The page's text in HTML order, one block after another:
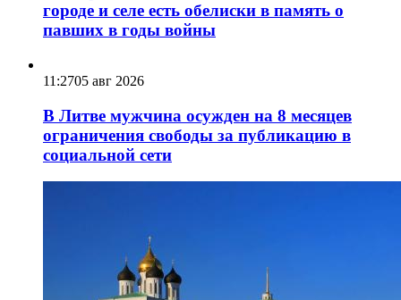
городе и селе есть обелиски в память о
павших в годы войны
11:2705 авг 2026
В Литве мужчина осужден на 8 месяцев
ограничения свободы за публикацию в
социальной сети